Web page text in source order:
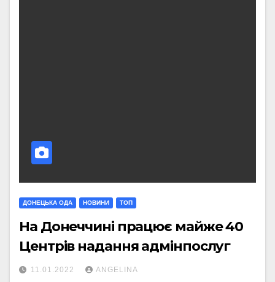
ДОНЕЦЬКА ОДА НОВИНИ ТОП
На Донеччині працює майже 40
Центрів надання адмінпослуг
11.01.2022 ANGELINA